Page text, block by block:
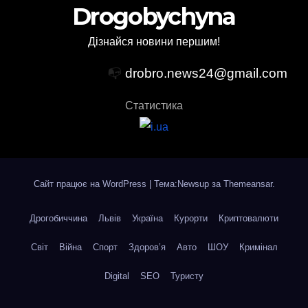
Drogobychyna
Дізнайся новини першим!
📭 drobro.news24@gmail.com
Статистика
Сайт працює на WordPress | Тема:Newsup за Themeansar.
Дрогобиччина Львів Україна Курорти Криптовалюти
Світ Війна Спорт Здоров’я Авто ШОУ Кримінал
Digital SEO Туристу